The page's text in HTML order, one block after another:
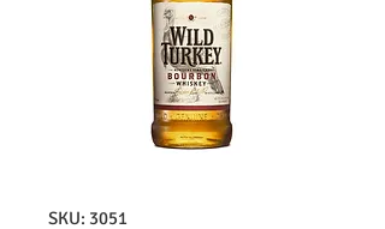
SKU: 3051